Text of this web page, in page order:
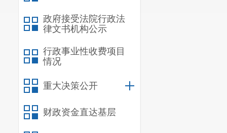
政府接受法院行政法
律文书机构公示
行政事业性收费项目
情况
重大决策公开
财政资金直达基层